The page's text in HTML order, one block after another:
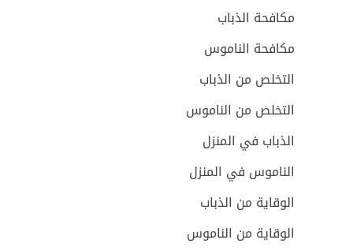
مكافحة الذباب
مكافحة الناموس
التخلص من الذباب
التخلص من الناموس
الذباب في المنزل
الناموس في المنزل
الوقاية من الذباب
الوقاية من الناموس